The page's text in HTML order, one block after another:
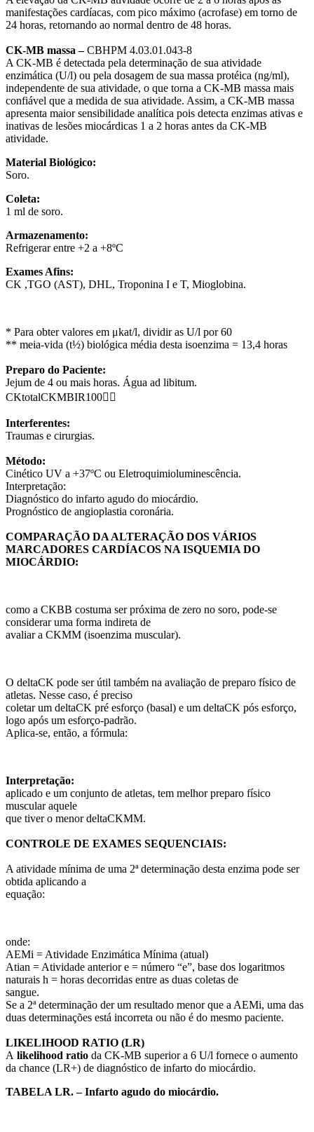
manifestações cardíacas, com pico máximo (acrofase) em torno de
24 horas, retornando ao normal dentro de 48 horas.
CK-MB massa –CBHPM 4.03.01.043-8
A CK-MB é detectada pela determinação de sua atividade
enzimática (U/l) ou pela dosagem de sua massa protéica (ng/ml),
independente de sua atividade, o que torna a CK-MB massa mais
confiável que a medida de sua atividade. Assim, a CK-MB massa
apresenta maior sensibilidade analítica pois detecta enzimas ativas e
inativas de lesões miocárdicas 1 a 2 horas antes da CK-MB
atividade.
Material Biológico:
Soro.
Coleta:
1 ml de soro.
Armazenamento:
Refrigerar entre +2 a +8ºC
Exames Afins:
CK ,TGO (AST), DHL, Troponina I e T, Mioglobina.
* Para obter valores em μkat/l, dividir as U/l por 60
** meia-vida (t½) biológica média desta isoenzima = 13,4 horas
Preparo do Paciente:
Jejum de 4 ou mais horas. Água ad libitum.
CKtotalCKMBIR100
Interferentes:
Traumas e cirurgias.
Método:
Cinético UV a +37ºC ou Eletroquimioluminescência.
Interpretação:
Diagnóstico do infarto agudo do miocárdio.
Prognóstico de angioplastia coronária.
COMPARAÇÃO DA ALTERAÇÃO DOS VÁRIOS
MARCADORES CARDÍACOS NA ISQUEMIA DO
MIOCÁRDIO:
como a CKBB costuma ser próxima de zero no soro, pode-se
considerar uma forma indireta de
avaliar a CKMM (isoenzima muscular).
O deltaCK pode ser útil também na avaliação de preparo físico de
atletas. Nesse caso, é preciso
coletar um deltaCK pré esforço (basal) e um deltaCK pós esforço,
logo após um esforço-padrão.
Aplica-se, então, a fórmula:
Interpretação:
aplicado e um conjunto de atletas, tem melhor preparo físico
muscular aquele
que tiver o menor deltaCKMM.
CONTROLE DE EXAMES SEQUENCIAIS:
A atividade mínima de uma 2ª determinação desta enzima pode ser
obtida aplicando a
equação:
onde:
AEMi = Atividade Enzimática Mínima (atual)
Atian = Atividade anterior e = número “e”, base dos logaritmos
naturais h = horas decorridas entre as duas coletas de
sangue.
Se a 2ª determinação der um resultado menor que a AEMi, uma das
duas determinações está incorreta ou não é do mesmo paciente.
LIKELIHOOD RATIO (LR)
A likelihood ratio da CK-MB superior a 6 U/l fornece o aumento
da chance (LR+) de diagnóstico de infarto do miocárdio.
TABELA LR. – Infarto agudo do miocárdio.